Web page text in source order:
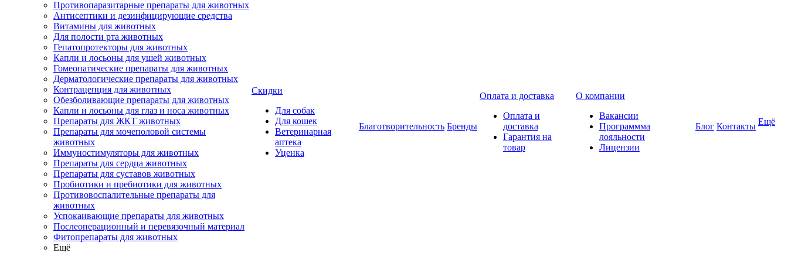
Противопаразитарные препараты для животных
Антисептики и дезинфицирующие средства
Витамины для животных
Для полости рта животных
Гепатопротекторы для животных
Капли и лосьоны для ушей животных
Гомеопатические препараты для животных
Дерматологические препараты для животных
Контрацепция для животных
Обезболивающие препараты для животных
Капли и лосьоны для глаз и носа животных
Препараты для ЖКТ животных
Препараты для мочеполовой системы
животных
Иммуностимуляторы для животных
Препараты для сердца животных
Препараты для суставов животных
Пробиотики и пребиотики для животных
Противовоспалительные препараты для
животных
Успокаивающие препараты для животных
Послеоперационный и перевязочный материал
Фитопрепараты для животных
Ещё
Скидки
Для собак
Для кошек
Ветеринарная
аптека
Уценка
Благотворительность Бренды
Оплата и доставка
Оплата и
доставка
Гарантия на
товар
О компании
Вакансии
Программма
лояльности
Лицензии
Блог Контакты Ещё